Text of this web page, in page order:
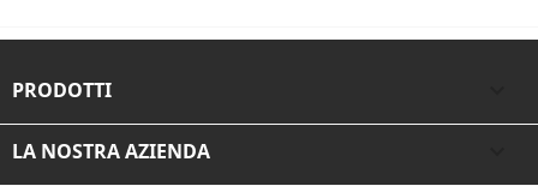
PRODOTTI
LA NOSTRA AZIENDA